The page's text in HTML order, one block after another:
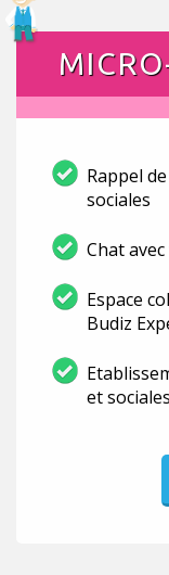
Rappel
sociales
Chat
Espace
Budiz
et sociales